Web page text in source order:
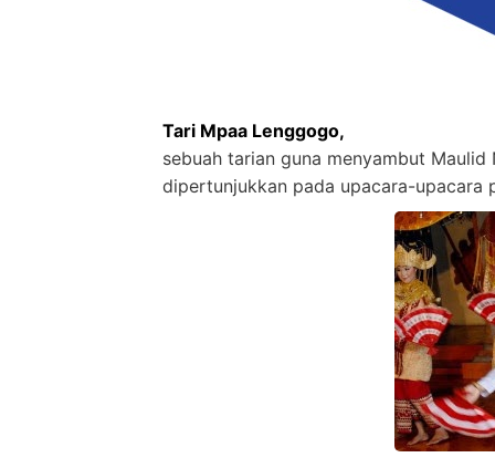
Tari Mpaa Lenggogo,
sebuah tarian guna menyambut Maulid
dipertunjukkan pada upacara-upacara